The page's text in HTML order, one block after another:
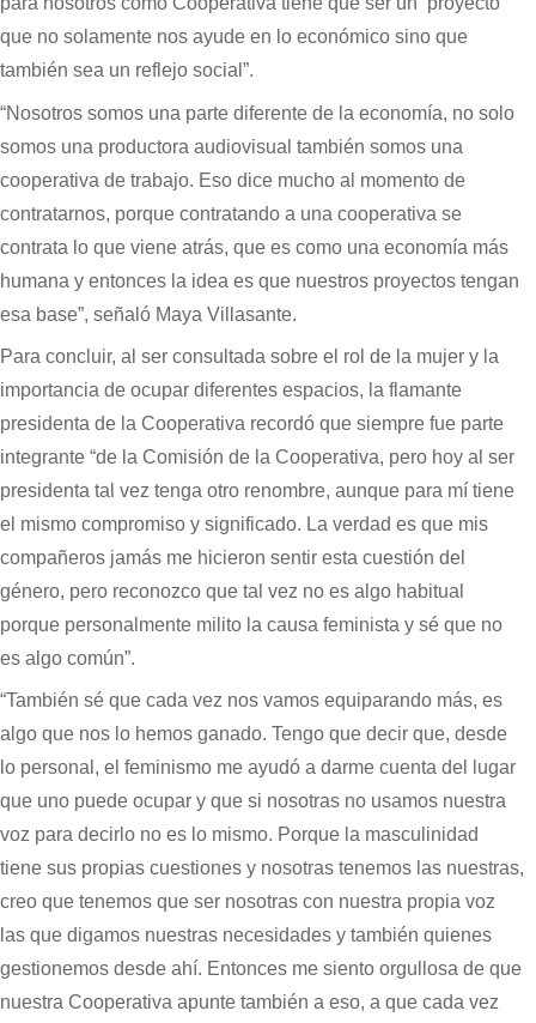
que no solamente nos ayude en lo económico sino que
también sea un reflejo social”.
“Nosotros somos una parte diferente de la economía, no solo
somos una productora audiovisual también somos una
cooperativa de trabajo. Eso dice mucho al momento de
contratarnos, porque contratando a una cooperativa se
contrata lo que viene atrás, que es como una economía más
humana y entonces la idea es que nuestros proyectos tengan
esa base”, señaló Maya Villasante.
Para concluir, al ser consultada sobre el rol de la mujer y la
importancia de ocupar diferentes espacios, la flamante
presidenta de la Cooperativa recordó que siempre fue parte
integrante “de la Comisión de la Cooperativa, pero hoy al ser
presidenta tal vez tenga otro renombre, aunque para mí tiene
el mismo compromiso y significado. La verdad es que mis
compañeros jamás me hicieron sentir esta cuestión del
género, pero reconozco que tal vez no es algo habitual
porque personalmente milito la causa feminista y sé que no
es algo común”.
“También sé que cada vez nos vamos equiparando más, es
algo que nos lo hemos ganado. Tengo que decir que, desde
lo personal, el feminismo me ayudó a darme cuenta del lugar
que uno puede ocupar y que si nosotras no usamos nuestra
voz para decirlo no es lo mismo. Porque la masculinidad
tiene sus propias cuestiones y nosotras tenemos las nuestras,
creo que tenemos que ser nosotras con nuestra propia voz
las que digamos nuestras necesidades y también quienes
gestionemos desde ahí. Entonces me siento orgullosa de que
nuestra Cooperativa apunte también a eso, a que cada vez